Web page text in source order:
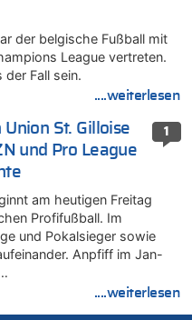
der belgische Fußball mit
League vertreten.
Fall sein.
....weiterlesen
1
St. Gilloise
und Pro League
am heutigen Freitag
Profifußball. Im
und Pokalsieger sowie
Anpfiff im Jan-
....weiterlesen